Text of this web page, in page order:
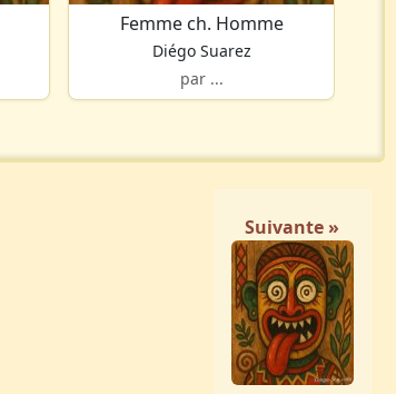
Femme ch. Homme
Diégo Suarez
par ...
Suivante »